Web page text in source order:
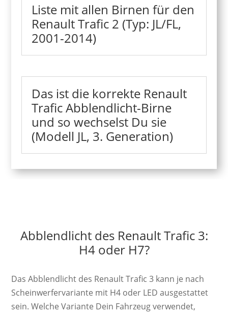
Liste mit allen Birnen für den
Renault Trafic 2 (Typ: JL/FL,
2001-2014)
Das ist die korrekte Renault
Trafic Abblendlicht-Birne
und so wechselst Du sie
(Modell JL, 3. Generation)
Abblendlicht des Renault Trafic 3:
H4 oder H7?
Das Abblendlicht des Renault Trafic 3 kann je nach
Scheinwerfervariante mit H4 oder LED ausgestattet
sein. Welche Variante Dein Fahrzeug verwendet,